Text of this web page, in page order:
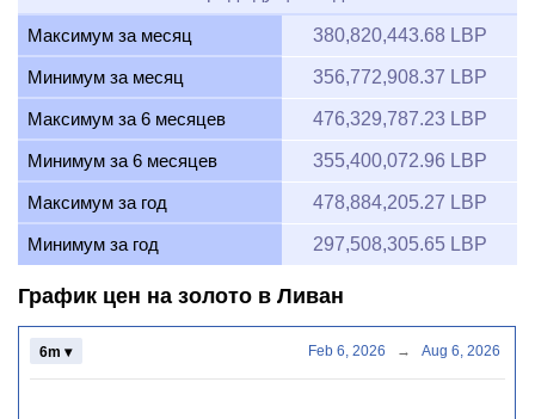
Максимум за месяц 380,820,443.68 LBP
Минимум за месяц 356,772,908.37 LBP
Максимум за 6 месяцев 476,329,787.23 LBP
Минимум за 6 месяцев 355,400,072.96 LBP
Максимум за год 478,884,205.27 LBP
Минимум за год 297,508,305.65 LBP
График цен на золото в Ливан
6m ▾ Feb 6, 2026 → Aug 6, 2026